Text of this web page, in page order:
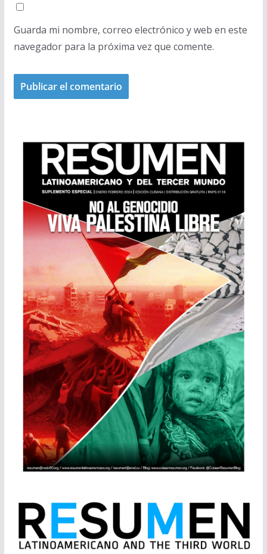
Guarda mi nombre, correo electrónico y web en este
navegador para la próxima vez que comente.